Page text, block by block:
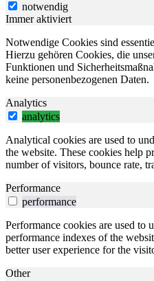
notwendig
Immer aktiviert
Notwendige Cookies sind
Hierzu gehören Cookies, die
Funktionen und
keine personenbezogenen Daten.
Analytics
analytics
Analytical cookies are used to
the website. These cookies help
number of visitors, bounce rate,
Performance
performance
Performance cookies are used to
performance indexes of the
better user experience for the
Other